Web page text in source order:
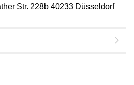
Str. 228b 40233 Düsseldorf